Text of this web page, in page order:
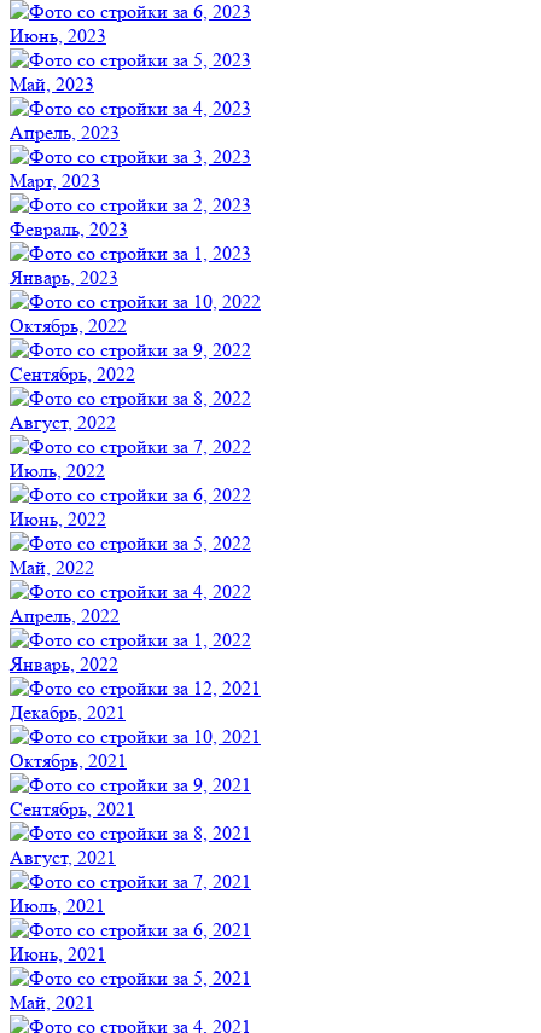
Июнь, 2023
Май, 2023
Апрель, 2023
Март, 2023
Февраль, 2023
Январь, 2023
Октябрь, 2022
Сентябрь, 2022
Август, 2022
Июль, 2022
Июнь, 2022
Май, 2022
Апрель, 2022
Январь, 2022
Декабрь, 2021
Октябрь, 2021
Сентябрь, 2021
Август, 2021
Июль, 2021
Июнь, 2021
Май, 2021